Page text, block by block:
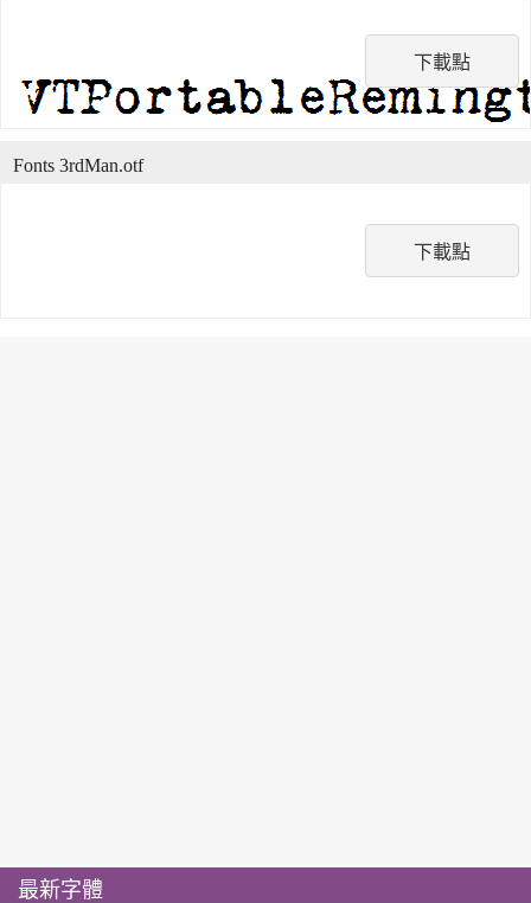
下載點
下載點
Fonts 3rdMan.otf
最新字體